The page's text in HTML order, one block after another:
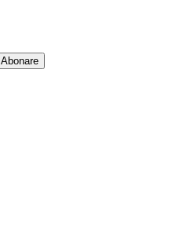
Abonare